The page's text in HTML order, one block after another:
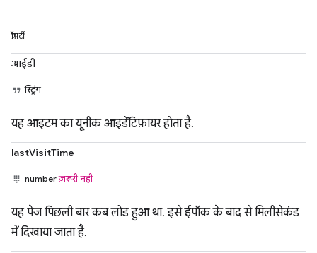
प्रॉपर्टी
आईडी
स्ट्रिंग
यह आइटम का यूनीक आइडेंटिफ़ायर होता है.
lastVisitTime
numberज़रूरी नहीं
यह पेज पिछली बार कब लोड हुआ था. इसे ईपॉक के बाद से मिलीसेकंड
में दिखाया जाता है.